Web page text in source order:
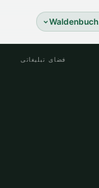
Waldenbuch
فضای تبلیغاتی